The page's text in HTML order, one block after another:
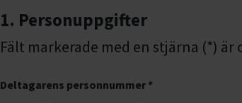
1. Personuppgifter
Fält markerade med en stjärna (*)
Deltagarens personnummer *